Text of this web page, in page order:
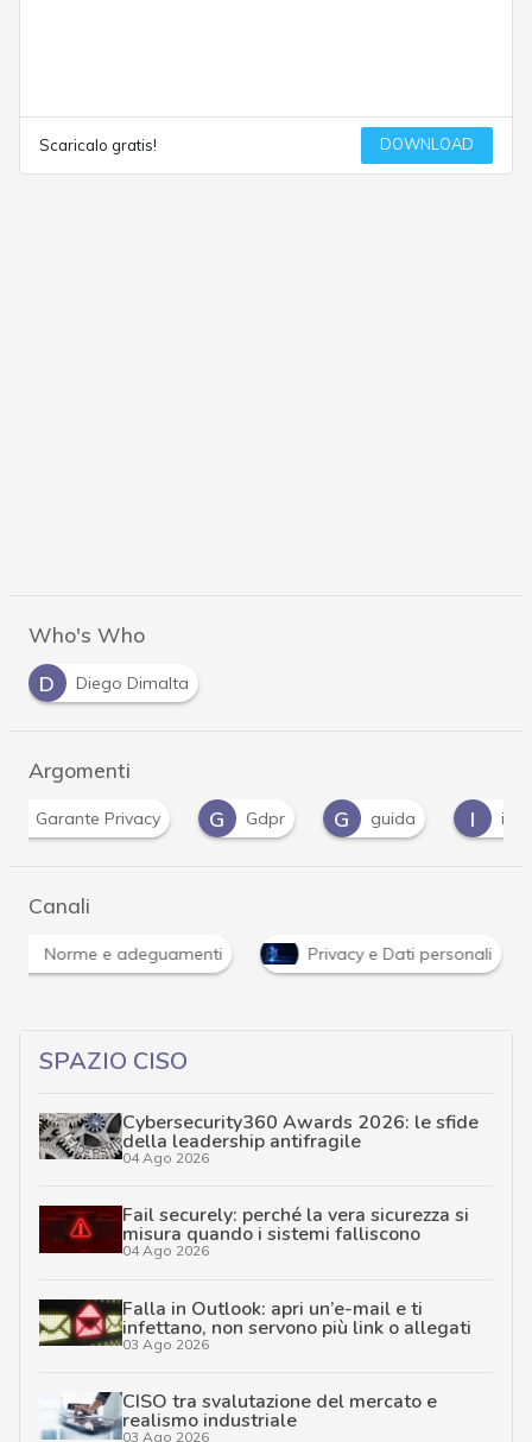
Scaricalo gratis! DOWNLOAD
Who's Who
D
Diego Dimalta
Argomenti
G
Gdpr G guida informativa P
Canali
Norme e adeguamenti Privacy e Dati personali
SPAZIO CISO
Cybersecurity360 Awards 2026: le sfide
della leadership antifragile
04 Ago 2026
Fail securely: perché la vera sicurezza si
misura quando i sistemi falliscono
04 Ago 2026
Falla in Outlook: apri un’e-mail e ti
infettano, non servono più link o allegati
03 Ago 2026
CISO tra svalutazione del mercato e
realismo industriale
03 Ago 2026